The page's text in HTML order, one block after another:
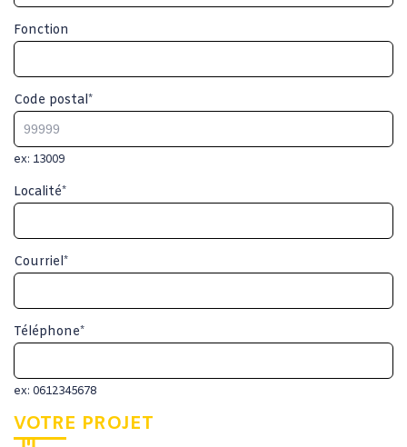
Fonction
Code postal*
ex: 13009
Localité*
Courriel*
Téléphone*
ex: 0612345678
VOTRE PROJET